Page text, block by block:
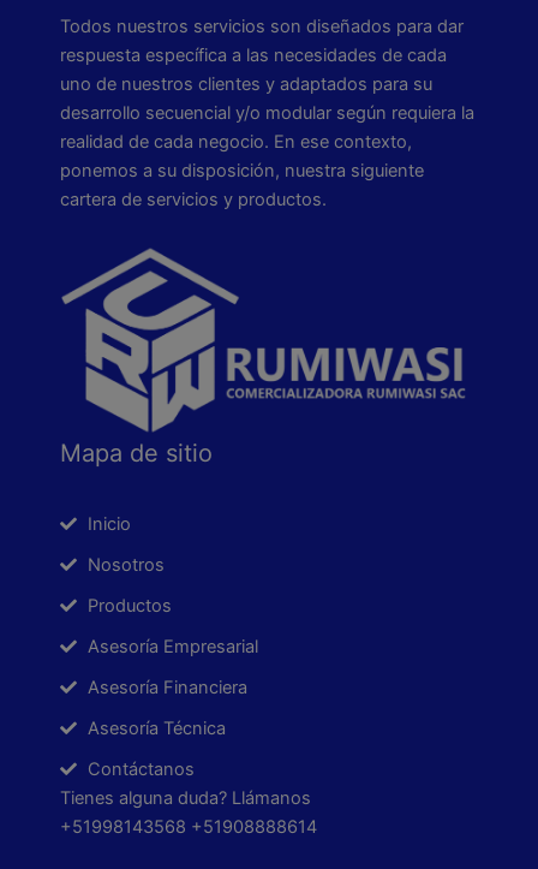
Todos nuestros servicios son diseñados para dar
respuesta específica a las necesidades de cada
uno de nuestros clientes y adaptados para su
desarrollo secuencial y/o modular según requiera la
realidad de cada negocio. En ese contexto,
ponemos a su disposición, nuestra siguiente
cartera de servicios y productos.
Mapa de sitio
Inicio
Nosotros
Productos
Asesoría Empresarial
Asesoría Financiera
Asesoría Técnica
Contáctanos
Tienes alguna duda? Llámanos
+51998143568 +51908888614